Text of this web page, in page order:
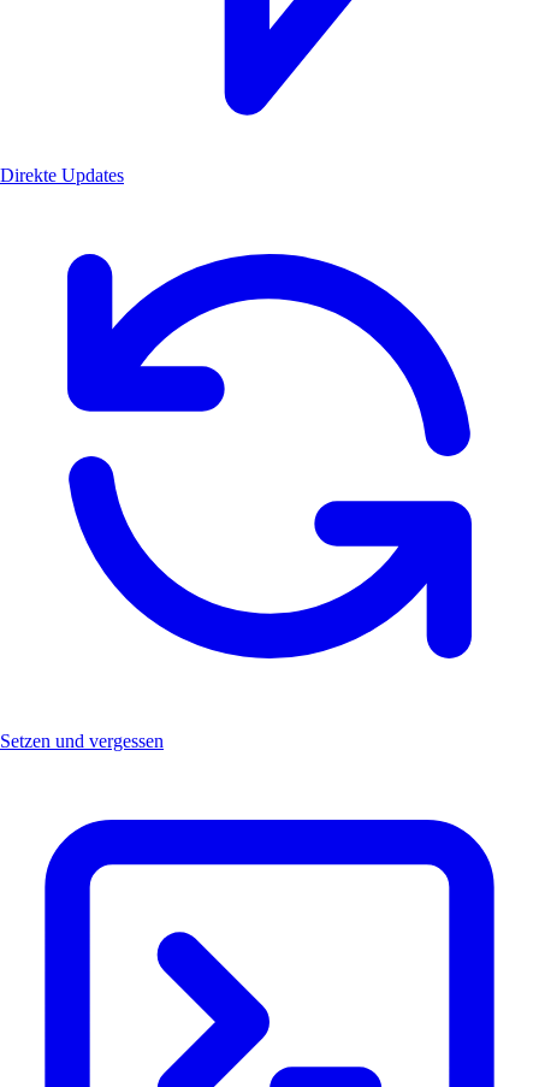
Direkte Updates
Setzen und vergessen